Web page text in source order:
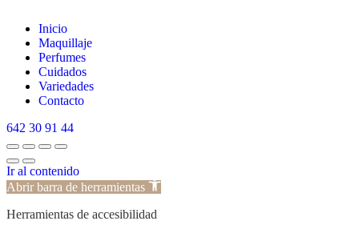
Inicio
Maquillaje
Perfumes
Cuidados
Variedades
Contacto
642 30 91 44
Ir al contenido
Abrir barra de herramientas
Herramientas de accesibilidad